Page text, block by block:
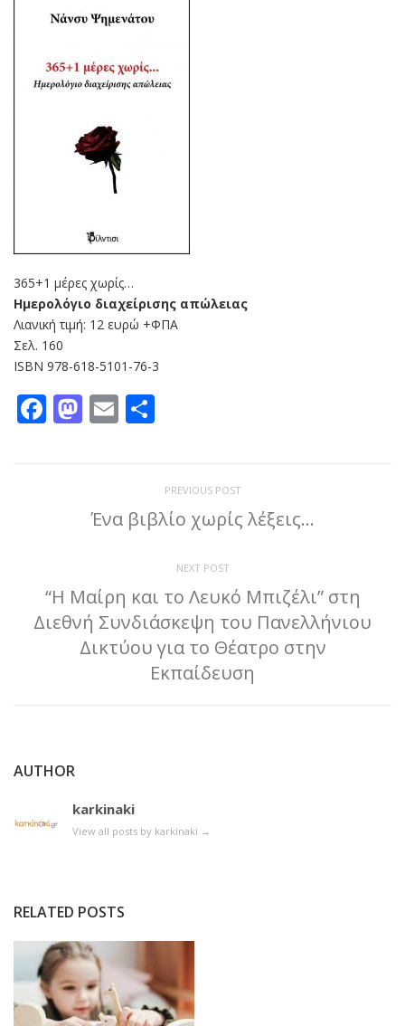
365+1 μέρες χωρίς…
Ημερολόγιο διαχείρισης απώλειας
Λιανική τιμή: 12 ευρώ +ΦΠΑ
Σελ. 160
ISBN 978-618-5101-76-3
Facebook
Mastodon
Email
PREVIOUS POST
Ένα βιβλίο χωρίς λέξεις…
NEXT POST
“Η Μαίρη και το Λευκό Μπιζέλι” στη
Διεθνή Συνδιάσκεψη του Πανελλήνιου
Δικτύου για το Θέατρο στην
Εκπαίδευση
AUTHOR
karkinaki
View all posts by karkinaki →
RELATED POSTS